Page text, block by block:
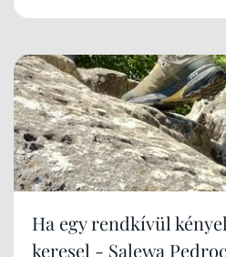
Ha egy rendkívül
keresel - Salewa